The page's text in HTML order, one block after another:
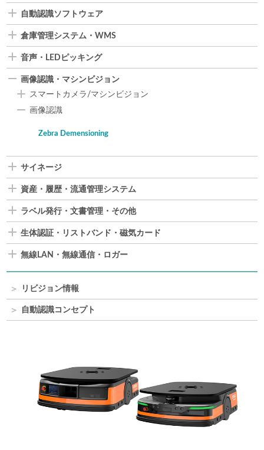
自動認識ソフトウェア
倉庫管理システム・WMS
音声・LEDピッキング
画像認識・マシンビジョン
スマートカメラ/マシンビジョン
画像認識
Zebra Demensioning
サイネージ
資産・履歴・流通管理システム
ラベル発行・文書管理・その他
生体認証・リストバンド・磁気カード
無線LAN・無線通信・ロガー
リビジョン情報
自動認識コンセプト